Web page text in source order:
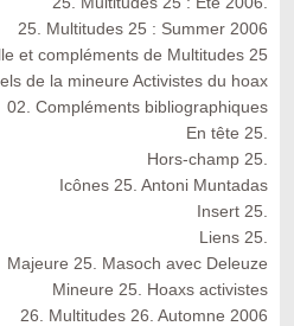
25. Multitudes 25 : Summer 2006
et compléments de Multitudes 25
de la mineure Activistes du hoax
02. Compléments bibliographiques
En tête 25.
Hors-champ 25.
Icônes 25. Antoni Muntadas
Insert 25.
Liens 25.
Majeure 25. Masoch avec Deleuze
Mineure 25. Hoaxs activistes
26. Multitudes 26. Automne 2006